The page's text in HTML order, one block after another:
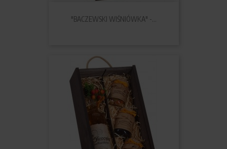
"BACZEWSKI WIŚNIÓWKA" -...